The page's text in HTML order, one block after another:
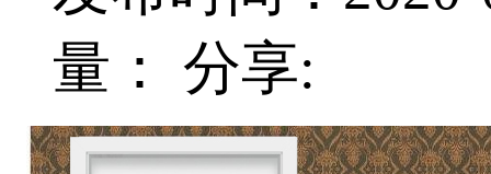
量：
分享: